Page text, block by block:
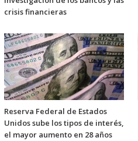
crisis financieras
Reserva Federal de Estados
Unidos sube los tipos de interés,
el mayor aumento en 28 años